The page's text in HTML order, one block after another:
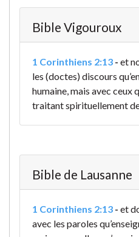
Bible Vigouroux
1 Corinthiens 2:13 - et
les (doctes) discours
humaine, mais avec ceux
traitant spirituellement
Bible de Lausanne
1 Corinthiens 2:13 - et
avec les paroles